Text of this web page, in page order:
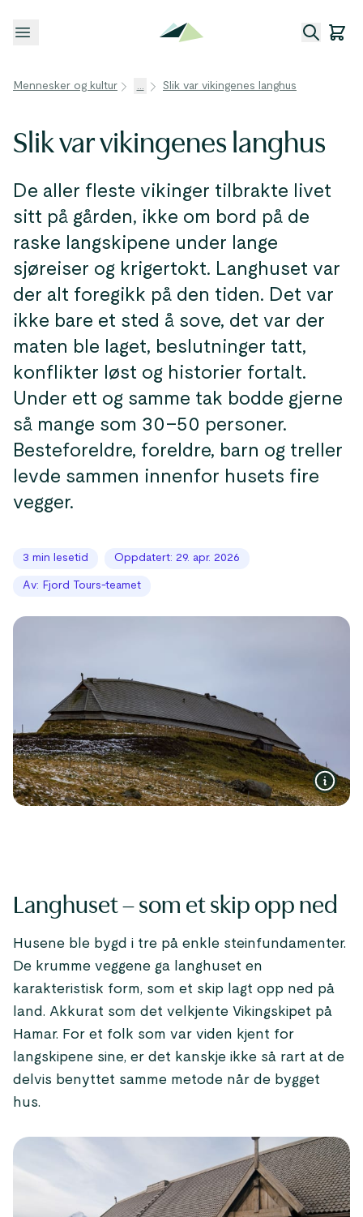
Åpne meny
Mennesker og kultur ... Slik var vikingenes langhus
Slik var vikingenes langhus
De aller fleste vikinger tilbrakte livet
sitt på gården, ikke om bord på de
raske langskipene under lange
sjøreiser og krigertokt. Langhuset var
der alt foregikk på den tiden. Det var
ikke bare et sted å sove, det var der
maten ble laget, beslutninger tatt,
konflikter løst og historier fortalt.
Under ett og samme tak bodde gjerne
så mange som 30–50 personer.
Besteforeldre, foreldre, barn og treller
levde sammen innenfor husets fire
3 min lesetid Oppdatert: 29. apr. 2026
Av: Fjord Tours-teamet
Langhuset – som et skip opp ned
Husene ble bygd i tre på enkle steinfundamenter.
De krumme veggene ga langhuset en
karakteristisk form, som et skip lagt opp ned på
land. Akkurat som det velkjente Vikingskipet på
Hamar. For et folk som var viden kjent for
langskipene sine, er det kanskje ikke så rart at de
delvis benyttet samme metode når de bygget
hus.